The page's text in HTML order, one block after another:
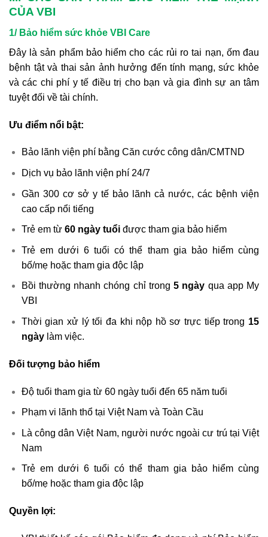
CỦA VBI
1/ Bảo hiểm sức khỏe VBI Care
Đây là sản phẩm bảo hiểm cho các rủi ro tai nạn, ốm đau
bệnh tật và thai sản ảnh hưởng đến tính mạng, sức khỏe
và các chi phí y tế điều trị cho bạn và gia đình sự an tâm
tuyệt đối về tài chính.
Ưu điểm nổi bật:
Bảo lãnh viện phí bằng Căn cước công dân/CMTND
Dịch vụ bảo lãnh viện phí 24/7
Gần 300 cơ sở y tế bảo lãnh cả nước, các bệnh viện
cao cấp nổi tiếng
Trẻ em từ 60 ngày tuổiđược tham gia bảo hiểm
Trẻ em dưới 6 tuổi có thể tham gia bảo hiểm cùng
bố/mẹ hoặc tham gia độc lập
Bồi thường nhanh chóng chỉ trong 5 ngày qua app My
VBI
Thời gian xử lý tối đa khi nộp hồ sơ trực tiếp trong 15
ngàylàm việc.
Đối tượng bảo hiểm
Độ tuổi tham gia từ 60 ngày tuổi đến 65 năm tuổi
Phạm vi lãnh thổ tại Việt Nam và Toàn Cầu
Là công dân Việt Nam, người nước ngoài cư trú tại Việt
Nam
Trẻ em dưới 6 tuổi có thể tham gia bảo hiểm cùng
bố/mẹ hoặc tham gia độc lập
Quyền lợi: